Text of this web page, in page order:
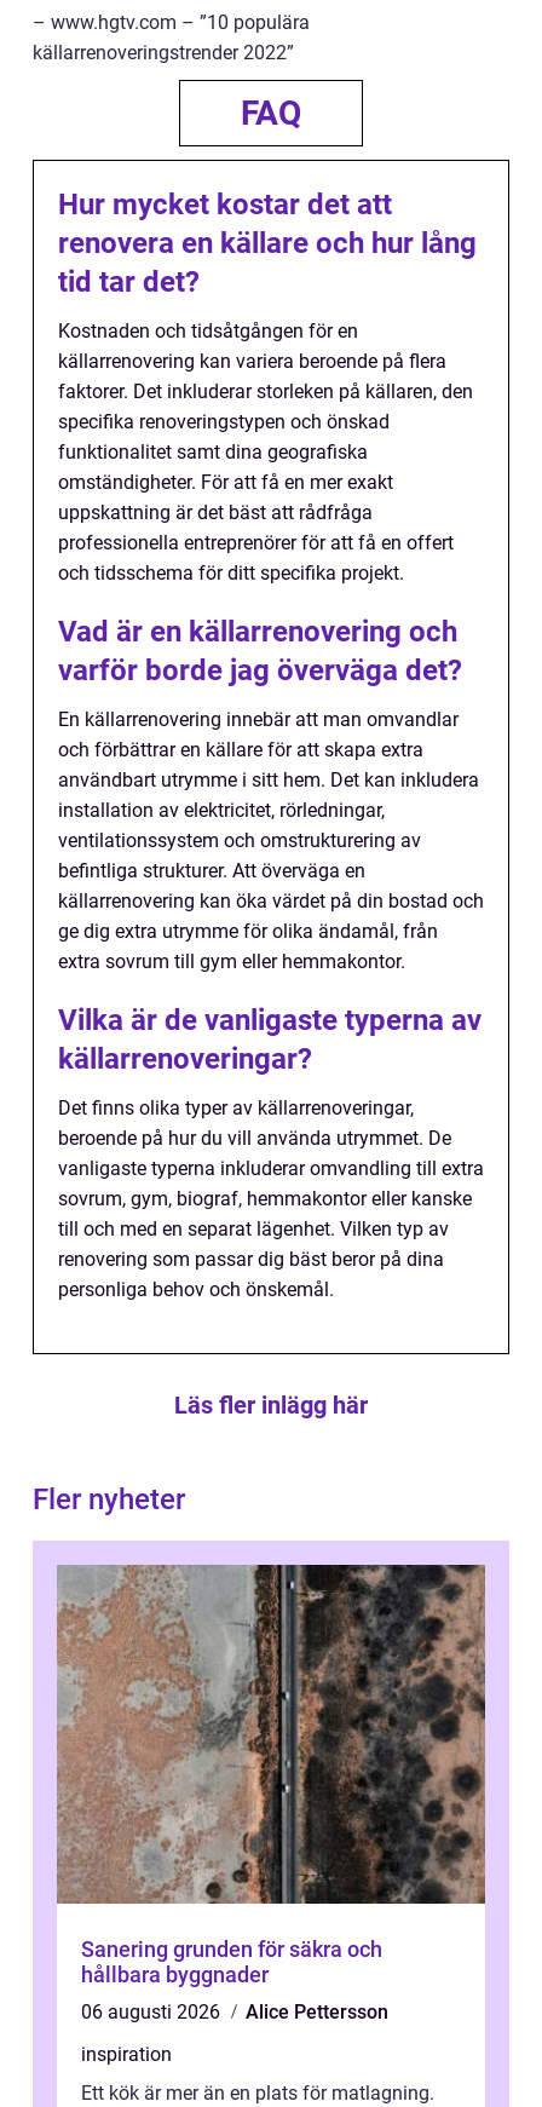
– www.hgtv.com – ”10 populära
källarrenoveringstrender 2022”
FAQ
Hur mycket kostar det att
renovera en källare och hur lång
tid tar det?
Kostnaden och tidsåtgången för en
källarrenovering kan variera beroende på flera
faktorer. Det inkluderar storleken på källaren, den
specifika renoveringstypen och önskad
funktionalitet samt dina geografiska
omständigheter. För att få en mer exakt
uppskattning är det bäst att rådfråga
professionella entreprenörer för att få en offert
och tidsschema för ditt specifika projekt.
Vad är en källarrenovering och
varför borde jag överväga det?
En källarrenovering innebär att man omvandlar
och förbättrar en källare för att skapa extra
användbart utrymme i sitt hem. Det kan inkludera
installation av elektricitet, rörledningar,
ventilationssystem och omstrukturering av
befintliga strukturer. Att överväga en
källarrenovering kan öka värdet på din bostad och
ge dig extra utrymme för olika ändamål, från
extra sovrum till gym eller hemmakontor.
Vilka är de vanligaste typerna av
källarrenoveringar?
Det finns olika typer av källarrenoveringar,
beroende på hur du vill använda utrymmet. De
vanligaste typerna inkluderar omvandling till extra
sovrum, gym, biograf, hemmakontor eller kanske
till och med en separat lägenhet. Vilken typ av
renovering som passar dig bäst beror på dina
personliga behov och önskemål.
Läs fler inlägg här
Fler nyheter
Sanering grunden för säkra och
hållbara byggnader
06 augusti 2026
Alice Pettersson
inspiration
Ett kök är mer än en plats för matlagning.